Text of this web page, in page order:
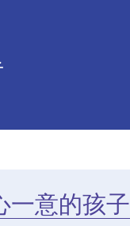
一意的孩子